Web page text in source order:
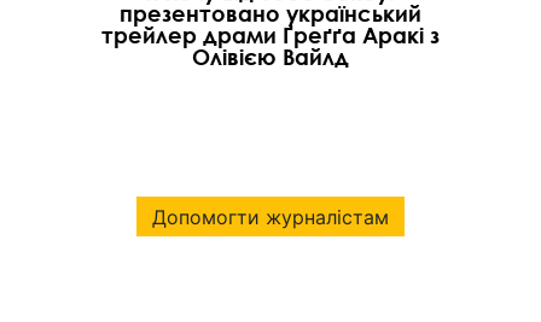
презентовано український
трейлер драми Ґреґґа Аракі з
Олівією Вайлд
Допомогти журналістам